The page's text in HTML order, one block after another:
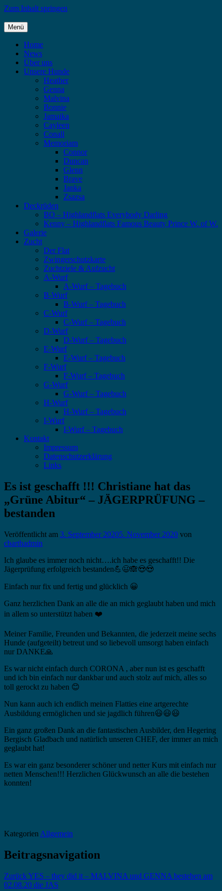
Zum Inhalt springen
Highlandflats – Flat Coated Retriever
Menü
Home
News
Über uns
Unsere Hunde
Heather
Genna
Malvina
Bonnie
Jamaika
Cayleen
Conall
Memoriam
Connor
Duncan
Glenn
Brave
Janka
Zsazsa
Deckrüden
BO – Highlandflats Everybody Darling
Kenny – Highlandflats Famous Beauty Prince W. of W.
Galerie
Zucht
Der Flat
Zwingerschutzkarte
Zuchtziele & Aufzucht
A-Wurf
A-Wurf – Tagebuch
B-Wurf
B-Wurf – Tagebuch
C-Wurf
C-Wurf – Tagebuch
D-Wurf
D-Wurf – Tagebuch
E-Wurf
E-Wurf – Tagebuch
F-Wurf
F-Wurf – Tagebuch
G-Wurf
G-Wurf – Tagebuch
H-Wurf
H-Wurf – Tagebuch
I-Wurf
I-Wurf – Tagebuch
Kontakt
Impressum
Datenschutzerklärung
Links
Es ist geschafft !!! Christiane hat das
„Grüne Abitur“ – JÄGERPRÜFUNG –
bestanden
Veröffentlicht am 3. September 20205. November 2020 von
cbarthadmin
Ich glaube es immer noch nicht….ich habe es geschafft!! Die
Jägerprüfung erfolgreich bestanden💪😃🙈😍😍
Einfach nur fix und fertig und glücklich 😀
Ganz herzlichen Dank an alle die an mich geglaubt haben und mich
in allem so unterstützt haben ❤️
Meiner Familie, Freunden und Bekannten, die jederzeit meine sechs
Hunde (aufgeteilt) betreut und so liebevoll umsorgt haben einfach
nur DANKE🙏
Es war nicht einfach durch CORONA , aber nun ist es geschafft
und ich bin einfach nur dankbar und auch stolz auf mich, alles so
toll gerockt zu haben 😊
Nun kann auch ich endlich meinen Flatties eine artgerechte
Ausbildung ermöglichen und sie jagdlich führen😃😃😃
Ein ganz großen Dank an die fantastischen Ausbilder, den Hegering
Bergisch Gladbach und natürlich unseren CHEF, der immer an mich
geglaubt hat!
Es war ein ganz besonderer schöner und netter Kurs mit einfach nur
netten Menschen!!! Herzlichen Glückwunsch an alle die bestehen
konnten!
Kategorien Allgemein
Beitragsnavigation
ZurückYES – they did it – MALVINA und GENNA bestehen am
02.08.20 die JAS